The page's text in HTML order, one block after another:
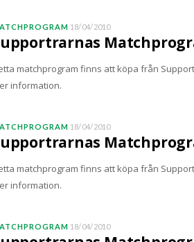
18/04/2010
matchprogram finns att köpa från
information.
18/04/2010
matchprogram finns att köpa från
information.
18/04/2010